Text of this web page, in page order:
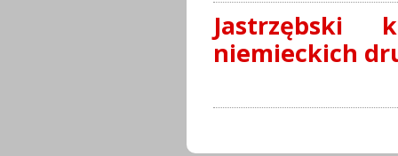
Jastrzębski
niemieckich